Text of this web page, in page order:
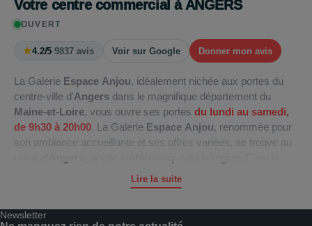
Votre centre commercial à ANGERS
OUVERT
★4.2/5·9837 avis Voir sur Google Donner mon avis
La Galerie Espace Anjou, idéalement nichée aux portes du
centre-ville d'Angers dans le magnifique département du
Maine-et-Loire, vous ouvre ses portes du lundi au samedi,
de 9h30 à 20h00. La Galerie Espace Anjou, renommée pour
son ambiance accueillante et ses offres variées, se trouve au
destination incontournable pour tous ceux qui recherchent une
expérience shopping unique. Vous y trouverez une multitude
célèbre
, qui est un paradis pour vos
Lire la suite
Newsletter